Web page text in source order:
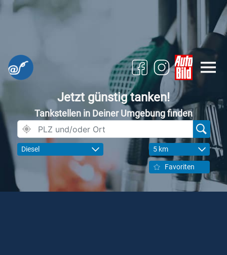
Jetzt günstig tanken!
Tankstellen in Deiner Umgebung finden
Diesel 5 km
Favoriten